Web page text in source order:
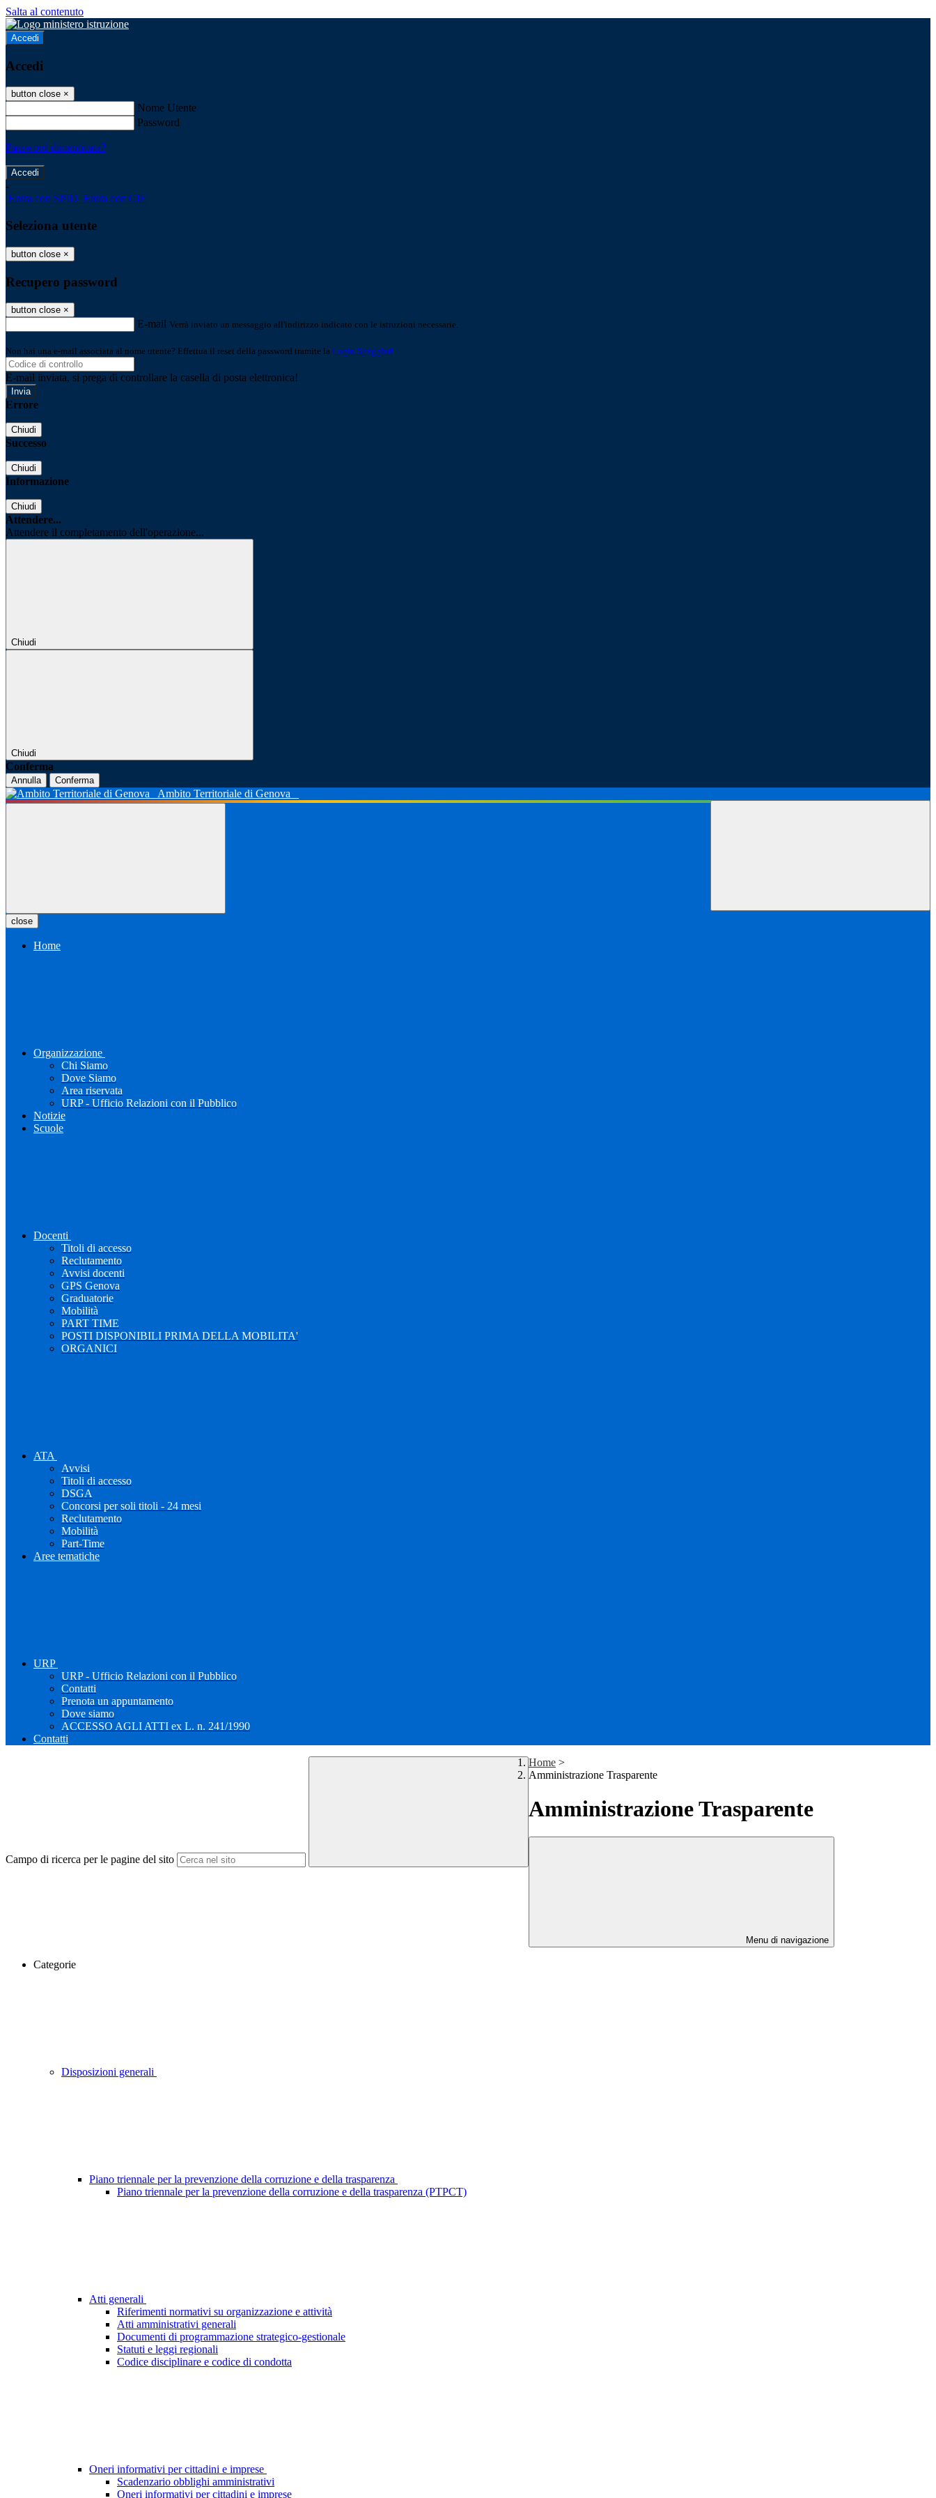
Salta al contenuto
Accedi
Accedi
button close ×
Nome Utente
Password
Password dimenticata?
-
Entra con SPID Entra con CIE
Seleziona utente
button close ×
Recupero password
button close ×
E-mail Verrà inviato un messaggio all'indirizzo indicato con le istruzioni necessarie.
Non hai una e-mail associata al nome utente? Effettua il reset della password tramite la Login Spaggiari
E-mail inviata, si prega di controllare la casella di posta elettronica!
Errore
Chiudi
Successo
Chiudi
Informazione
Chiudi
Attendere...
Attendere il completamento dell'operazione...
Chiudi
Chiudi
Conferma
Annulla Conferma
Ambito Territoriale di Genova
close
Home
Organizzazione
Chi Siamo
Dove Siamo
Area riservata
URP - Ufficio Relazioni con il Pubblico
Notizie
Scuole
Docenti
Titoli di accesso
Reclutamento
Avvisi docenti
GPS Genova
Graduatorie
Mobilità
PART TIME
POSTI DISPONIBILI PRIMA DELLA MOBILITA'
ORGANICI
ATA
Avvisi
Titoli di accesso
DSGA
Concorsi per soli titoli - 24 mesi
Reclutamento
Mobilità
Part-Time
Aree tematiche
URP
URP - Ufficio Relazioni con il Pubblico
Contatti
Prenota un appuntamento
Dove siamo
ACCESSO AGLI ATTI ex L. n. 241/1990
Contatti
Campo di ricerca per le pagine del sito
Home >
Amministrazione Trasparente
Amministrazione Trasparente
Menu di navigazione
Categorie
Disposizioni generali
Piano triennale per la prevenzione della corruzione e della trasparenza
Piano triennale per la prevenzione della corruzione e della trasparenza (PTPCT)
Atti generali
Riferimenti normativi su organizzazione e attività
Atti amministrativi generali
Documenti di programmazione strategico-gestionale
Statuti e leggi regionali
Codice disciplinare e codice di condotta
Oneri informativi per cittadini e imprese
Scadenzario obblighi amministrativi
Oneri informativi per cittadini e imprese